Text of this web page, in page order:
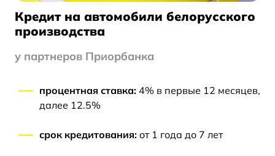
Кредит на автомобили белорусского
производства
у партнеров Приорбанка
процентная ставка: 4% в первые 12 месяцев,
далее 12.5%
срок кредитования: от 1 года до 7 лет